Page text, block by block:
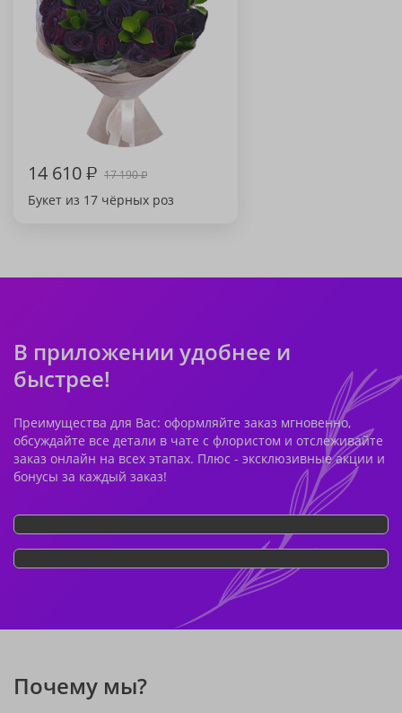
14 610₽ 17 190₽
Букет из 17 чёрных роз
В приложении удобнее и
быстрее!
Преимущества для Вас: оформляйте заказ мгновенно,
обсуждайте все детали в чате с флористом и отслеживайте
заказ онлайн на всех этапах. Плюс - эксклюзивные акции и
бонусы за каждый заказ!
Почему мы?